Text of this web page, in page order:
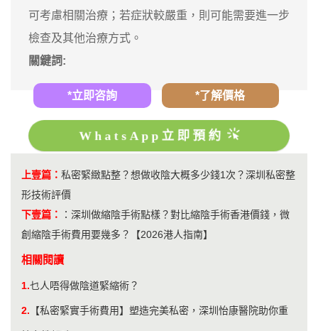
可考慮相關治療；若症狀較嚴重，則可能需要進一步
檢查及其他治療方式。
關鍵詞:
*立即咨詢 *了解價格
WhatsApp立即預約
上壹篇： 私密緊緻點整？想做收陰大概多少錢1次？深圳私密整
形技術評價
下壹篇：
： 深圳做縮陰手術點樣？對比縮陰手術香港價錢，微
創縮陰手術費用要幾多？【2026港人指南】
相關閱讀
1.乜人唔得做陰道緊縮術？
2. 【私密緊實手術費用】塑造完美私密，深圳怡康醫院助你重